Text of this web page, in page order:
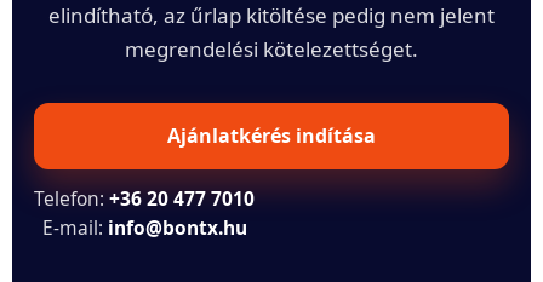
elindítható, az űrlap kitöltése pedig nem jelent
megrendelési kötelezettséget.
Ajánlatkérés indítása
Telefon: +36 20 477 7010
E-mail: info@bontx.hu